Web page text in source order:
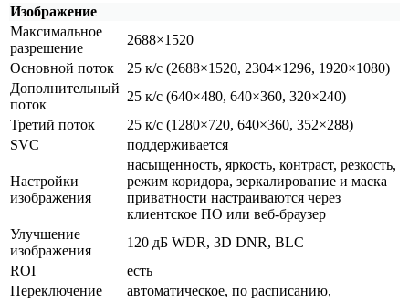
Изображение
Максимальное
разрешение
2688×1520
Основной поток
25 к/с (2688×1520, 2304×1296, 1920×1080)
Дополнительный
поток
25 к/с (640×480, 640×360, 320×240)
Третий поток
25 к/с (1280×720, 640×360, 352×288)
SVC
поддерживается
Настройки
изображения
насыщенность, яркость, контраст, резкость,
режим коридора, зеркалирование и маска
приватности настраиваются через
клиентское ПО или веб-браузер
Улучшение
изображения
120 дБ WDR, 3D DNR, BLC
ROI
есть
Переключение
автоматическое, по расписанию,